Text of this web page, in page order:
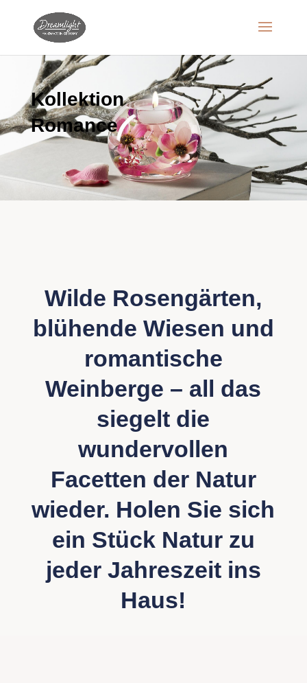
Kollektion
Romance
Wilde Rosengärten,
blühende Wiesen und
romantische
Weinberge – all das
siegelt die
wundervollen
Facetten der Natur
wieder. Holen Sie sich
ein Stück Natur zu
jeder Jahreszeit ins
Haus!